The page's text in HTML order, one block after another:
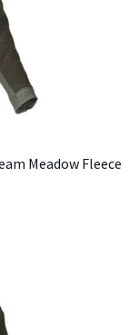
Meadow Fleece